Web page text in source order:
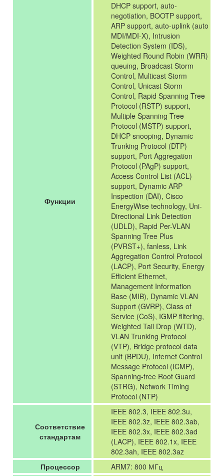
Функции
DHCP support, auto-
negotiation, BOOTP support,
ARP support, auto-uplink (auto
MDI/MDI-X), Intrusion
Detection System (IDS),
Weighted Round Robin (WRR)
queuing, Broadcast Storm
Control, Multicast Storm
Control, Unicast Storm
Control, Rapid Spanning Tree
Protocol (RSTP) support,
Multiple Spanning Tree
Protocol (MSTP) support,
DHCP snooping, Dynamic
Trunking Protocol (DTP)
support, Port Aggregation
Protocol (PAgP) support,
Access Control List (ACL)
support, Dynamic ARP
Inspection (DAI), Cisco
EnergyWise technology, Uni-
Directional Link Detection
(UDLD), Rapid Per-VLAN
Spanning Tree Plus
(PVRST+), fanless, Link
Aggregation Control Protocol
(LACP), Port Security, Energy
Efficient Ethernet,
Management Information
Base (MIB), Dynamic VLAN
Support (GVRP), Class of
Service (CoS), IGMP filtering,
Weighted Tail Drop (WTD),
VLAN Trunking Protocol
(VTP), Bridge protocol data
unit (BPDU), Internet Control
Message Protocol (ICMP),
Spanning-tree Root Guard
(STRG), Network Timing
Protocol (NTP)
Соответствие
стандартам
IEEE 802.3, IEEE 802.3u,
IEEE 802.3z, IEEE 802.3ab,
IEEE 802.3x, IEEE 802.3ad
(LACP), IEEE 802.1x, IEEE
802.3ah, IEEE 802.3az
Процессор
ARM7: 800 МГц